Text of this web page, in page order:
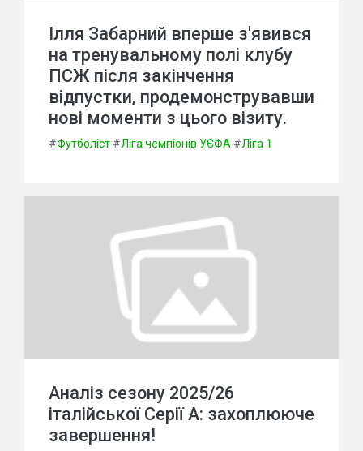
Ілля Забарний вперше з'явився
на тренувальному полі клубу
ПСЖ після закінчення
відпустки, продемонструвавши
нові моменти з цього візиту.
#Футболіст #Ліга чемпіонів УЄФА #Ліга 1
Аналіз сезону 2025/26
італійської Серії А: захоплююче
завершення!